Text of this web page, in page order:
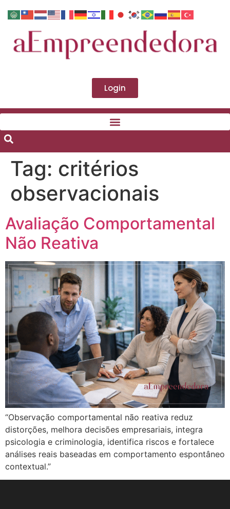
Login
Tag: critérios
observacionais
Avaliação Comportamental
Não Reativa
“Observação comportamental não reativa reduz
distorções, melhora decisões empresariais, integra
psicologia e criminologia, identifica riscos e fortalece
análises reais baseadas em comportamento espontâneo
contextual.”